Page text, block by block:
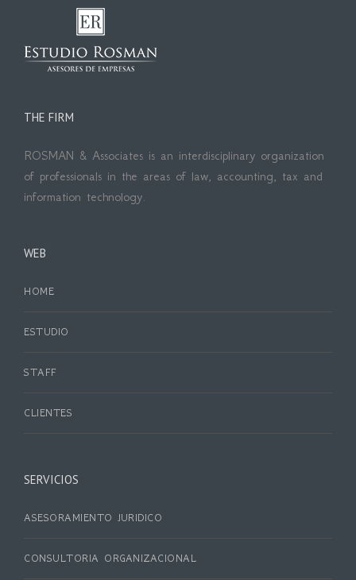
THE FIRM
ROSMAN & Associates is an interdisciplinary organization
of professionals in the areas of law, accounting, tax and
information technology.
WEB
HOME
ESTUDIO
STAFF
CLIENTES
SERVICIOS
ASESORAMIENTO JURIDICO
CONSULTORIA ORGANIZACIONAL